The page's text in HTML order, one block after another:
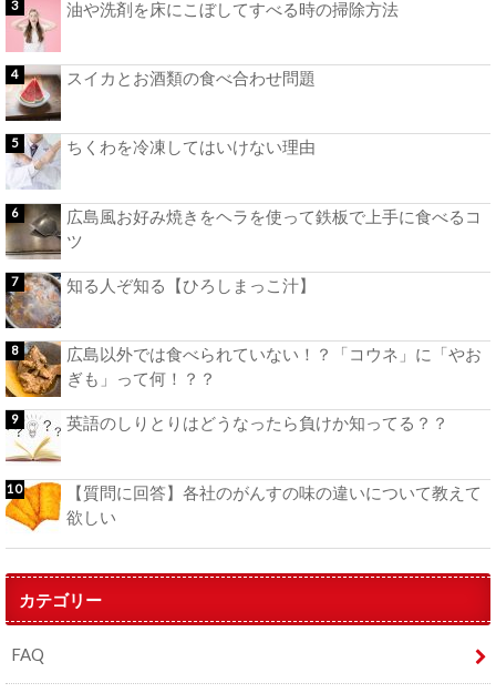
油や洗剤を床にこぼしてすべる時の掃除方法
スイカとお酒類の食べ合わせ問題
ちくわを冷凍してはいけない理由
広島風お好み焼きをヘラを使って鉄板で上手に食べるコ
ツ
知る人ぞ知る【ひろしまっこ汁】
広島以外では食べられていない！？「コウネ」に「やお
ぎも」って何！？？
英語のしりとりはどうなったら負けか知ってる？？
【質問に回答】各社のがんすの味の違いについて教えて
欲しい
カテゴリー
FAQ